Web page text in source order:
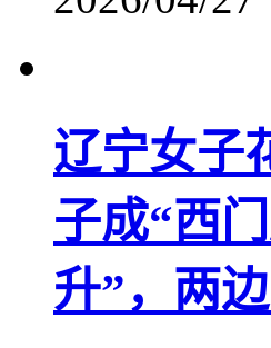
辽宁女子
子成“西
升”，两边